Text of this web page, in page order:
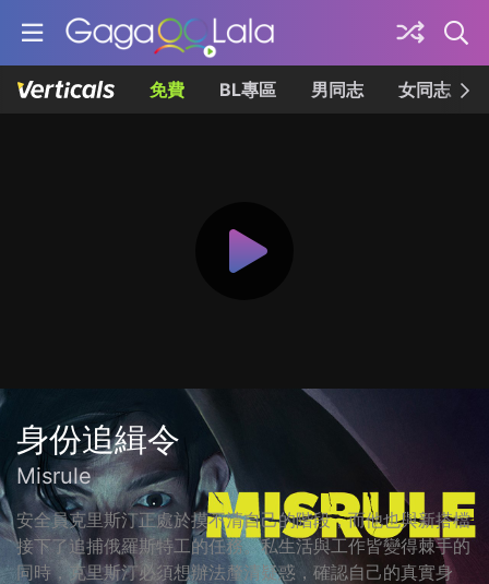
免費 BL專區 男同志 女同志
身份追緝令
Misrule
安全員克里斯汀正處於摸不清自己的階段，而他也與新搭檔
接下了追捕俄羅斯特工的任務。私生活與工作皆變得棘手的
同時，克里斯汀必須想辦法釐清疑惑，確認自己的真實身